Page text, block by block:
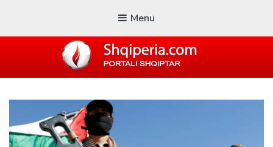
Menu
Blogu i ShqiperiaCom